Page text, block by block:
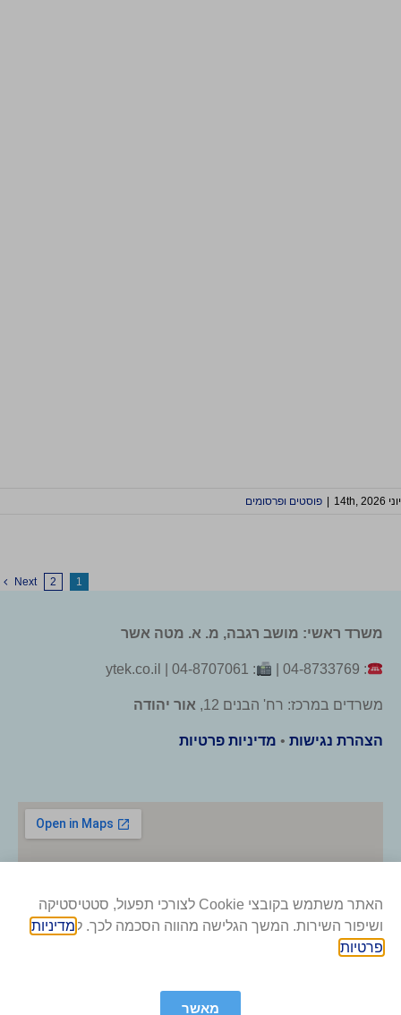
יוני 14th, 2026 פוסטים ופרסומים
1
2
Next
משרד ראשי: מושב רגבה, מ. א. מטה אשר
: 04-8733769 |
: 04-8707061 | ytek.co.il
משרדים במרכז: רח' הבנים 12, אור יהודה
הצהרת נגישות • מדיניות פרטיות
האתר משתמש בקובצי Cookie לצורכי תפעול, סטטיסטיקה
ושיפור השירות. המשך הגלישה מהווה הסכמה לכך. ל מדיניות
פרטיות
מאשר